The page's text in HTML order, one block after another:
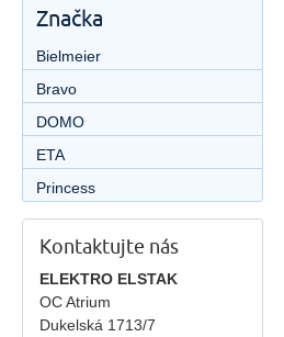
Značka
Bielmeier
Bravo
DOMO
ETA
Princess
Kontaktujte nás
ELEKTRO ELSTAK
OC Atrium
Dukelská 1713/7